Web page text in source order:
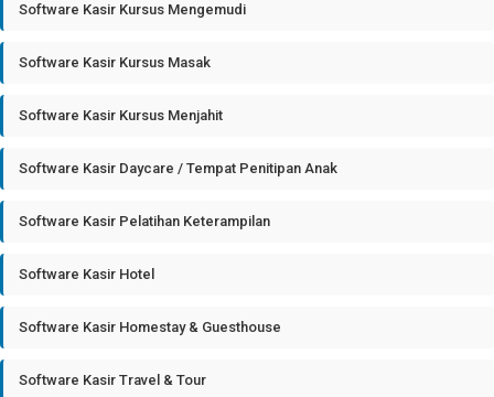
Software Kasir Kursus Mengemudi
Software Kasir Kursus Masak
Software Kasir Kursus Menjahit
Software Kasir Daycare / Tempat Penitipan Anak
Software Kasir Pelatihan Keterampilan
Software Kasir Hotel
Software Kasir Homestay & Guesthouse
Software Kasir Travel & Tour